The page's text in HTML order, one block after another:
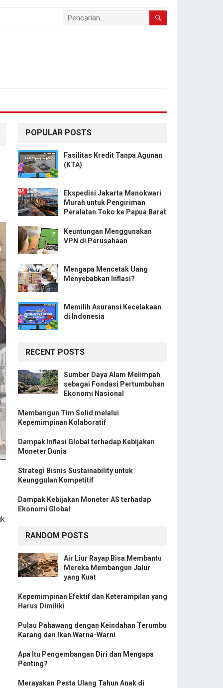
POPULAR POSTS
Fasilitas Kredit Tanpa Agunan
(KTA)
Ekspedisi Jakarta Manokwari
Murah untuk Pengiriman
Peralatan Toko ke Papua Barat
Keuntungan Menggunakan
VPN di Perusahaan
Mengapa Mencetak Uang
Menyebabkan Inflasi?
Memilih Asuransi Kecelakaan
di Indonesia
RECENT POSTS
Sumber Daya Alam Melimpah
sebagai Fondasi Pertumbuhan
Ekonomi Nasional
Membangun Tim Solid melalui
Kepemimpinan Kolaboratif
Dampak Inflasi Global terhadap Kebijakan
Moneter Dunia
Strategi Bisnis Sustainability untuk
Keunggulan Kompetitif
Dampak Kebijakan Moneter AS terhadap
Ekonomi Global
RANDOM POSTS
Air Liur Rayap Bisa Membantu
Mereka Membangun Jalur
yang Kuat
Kepemimpinan Efektif dan Keterampilan yang
Harus Dimiliki
Pulau Pahawang dengan Keindahan Terumbu
Karang dan Ikan Warna-Warni
Apa Itu Pengembangan Diri dan Mengapa
Penting?
Merayakan Pesta Ulang Tahun Anak di